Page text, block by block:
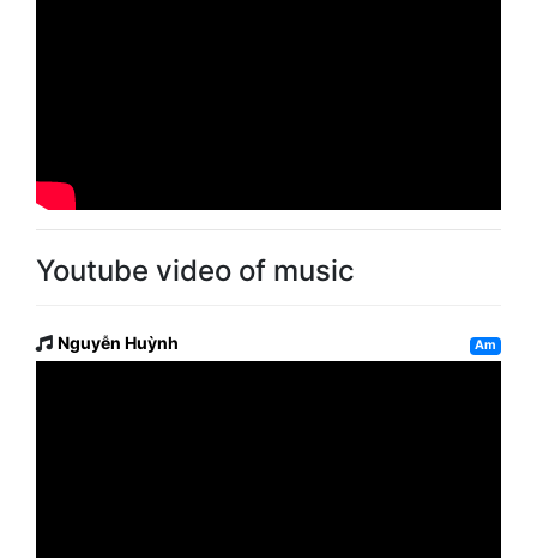
Youtube video of music
Nguyễn Huỳnh Am